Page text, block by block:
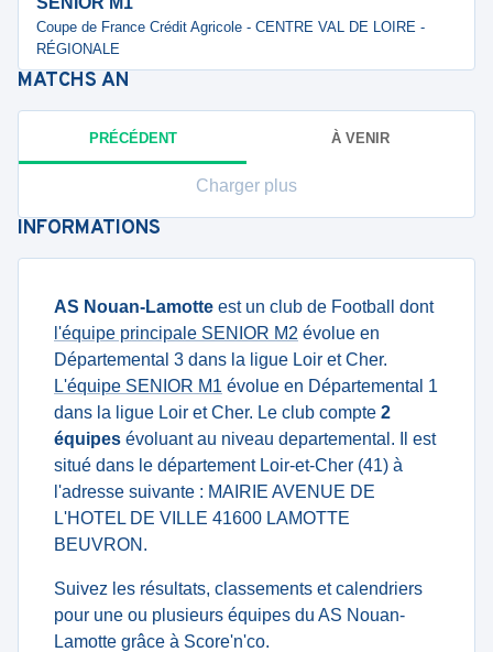
Coupe de France Crédit Agricole - CENTRE VAL DE LOIRE -
RÉGIONALE
MATCHS AN
PRÉCÉDENT À VENIR
Charger plus
INFORMATIONS
AS Nouan-Lamotte est un club de Football dont
l'équipe principale SENIOR M2 évolue en
Départemental 3 dans la ligue Loir et Cher.
L'équipe SENIOR M1 évolue en Départemental 1
dans la ligue Loir et Cher. Le club compte 2
équipes évoluant au niveau departemental. Il est
situé dans le département Loir-et-Cher (41) à
l'adresse suivante : MAIRIE AVENUE DE
L'HOTEL DE VILLE 41600 LAMOTTE
BEUVRON.
Suivez les résultats, classements et calendriers
pour une ou plusieurs équipes du AS Nouan-
Lamotte grâce à Score'n'co.